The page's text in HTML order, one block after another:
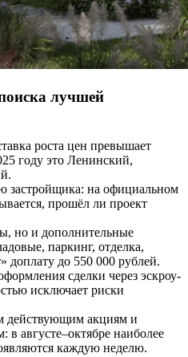
лучшей
роста цен превышает
году это Ленинский,
застройщика: на официальном
прошёл ли проект
но и дополнительные
паркинг, отделка,
доплату до 550 000 рублей.
сделки через эскроу-
исключает риски
действующим акциям и
августе–октябре наиболее
каждую неделю.